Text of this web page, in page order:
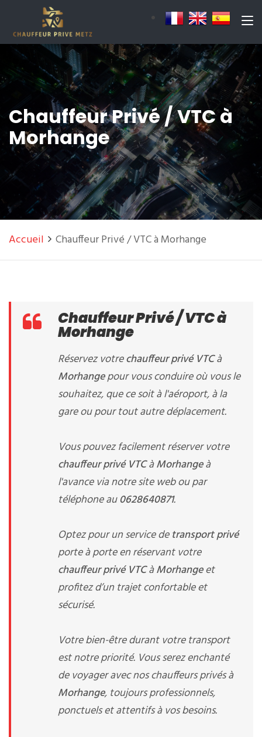
Chauffeur Privé / VTC à
Morhange
Accueil Chauffeur Privé / VTC à Morhange
Chauffeur Privé / VTC à
Morhange
Réservez votrechauffeur privé VTCà
Morhangepour vous conduire où vous le
souhaitez, que ce soit à l'aéroport, à la
gare ou pour tout autre déplacement.
Vous pouvez facilement réserver votre
chauffeur privé VTCàMorhangeà
l'avance via notre site web ou par
téléphone au0628640871.
Optez pour un service detransport privé
porte à porte en réservant votre
chauffeur privé VTCàMorhangeet
profitez d’un trajet confortable et
sécurisé.
Votre bien-être durant votre transport
est notre priorité. Vous serez enchanté
de voyager avec nos chauffeurs privés à
Morhange, toujours professionnels,
ponctuels et attentifs à vos besoins.